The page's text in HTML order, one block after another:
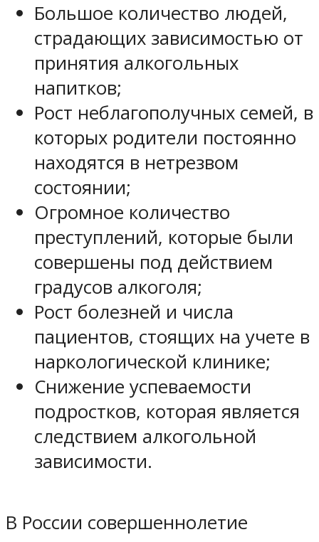
Большое количество людей,
страдающих зависимостью от
принятия алкогольных
напитков;
Рост неблагополучных семей, в
которых родители постоянно
находятся в нетрезвом
состоянии;
Огромное количество
преступлений, которые были
совершены под действием
градусов алкоголя;
Рост болезней и числа
пациентов, стоящих на учете в
наркологической клинике;
Снижение успеваемости
подростков, которая является
следствием алкогольной
зависимости.
В России совершеннолетие